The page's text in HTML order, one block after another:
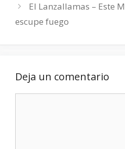
El Lanzallamas – Este
escupe fuego
Deja un comentario